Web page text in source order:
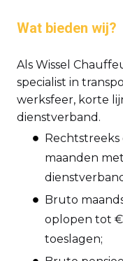
Wat bieden wij?
Als Wissel
specialist in
werksfeer, korte
dienstverband.
Rechtstreeks
maanden
Bruto
oplopen tot
toeslagen;